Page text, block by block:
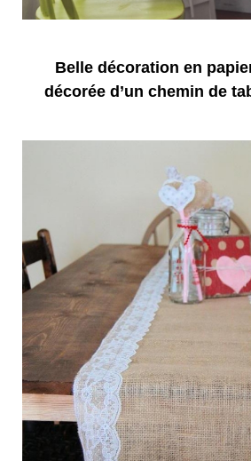
Belle décoration en
décorée d’un chemin de